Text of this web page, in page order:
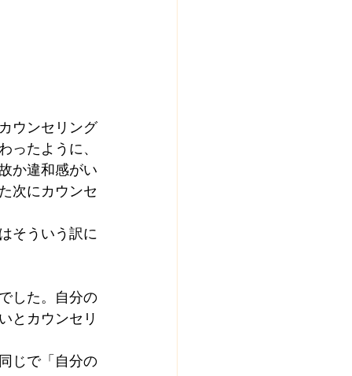
ウンセリング
ったように、
か違和感がい
次にカウンセ
そういう訳に
した。自分の
とカウンセリ
じで「自分の